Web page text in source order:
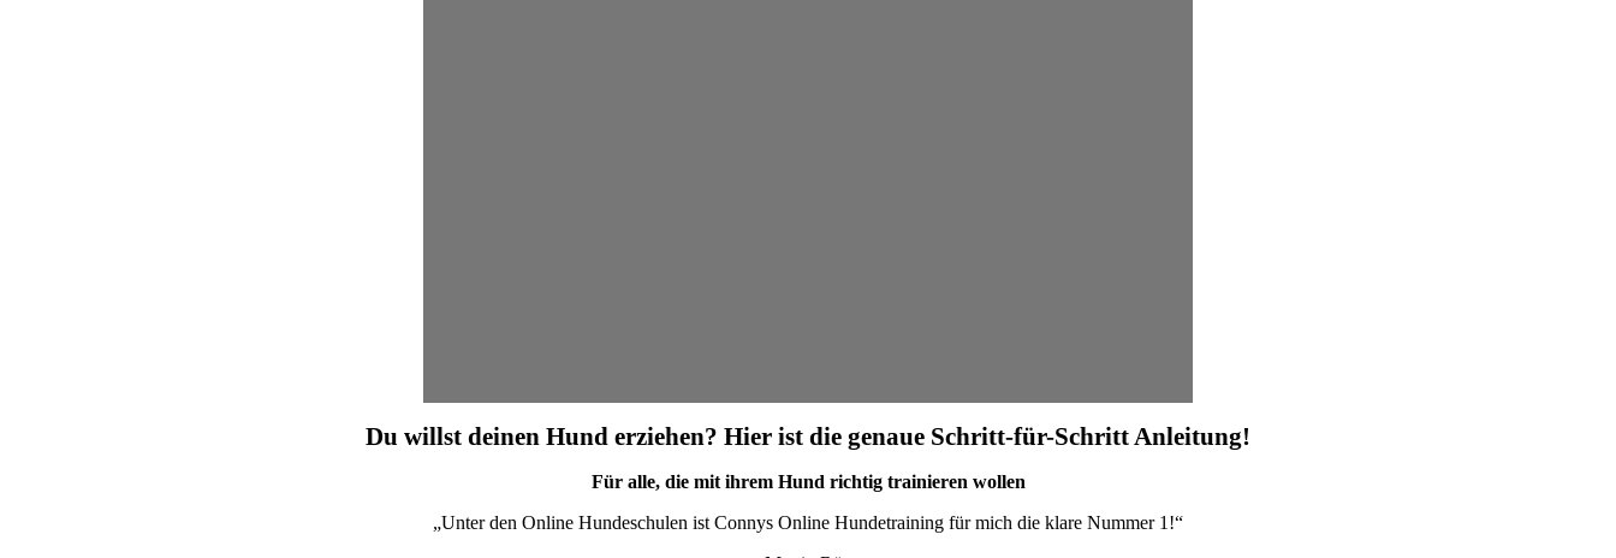
Du willst deinen Hund erziehen? Hier ist die genaue Schritt-für-Schritt Anleitung!
Für alle, die mit ihrem Hund richtig trainieren wollen
„Unter den Online Hundeschulen ist Connys Online Hundetraining für mich die klare Nummer 1!“